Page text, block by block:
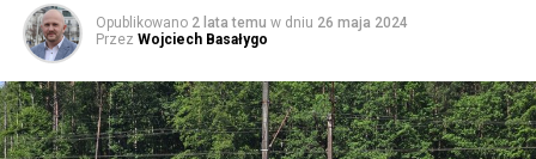
Opublikowano 2 lata temu w dniu 26 maja 2024
Przez Wojciech Basałygo